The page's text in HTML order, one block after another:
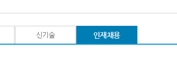
신기술 인재채용